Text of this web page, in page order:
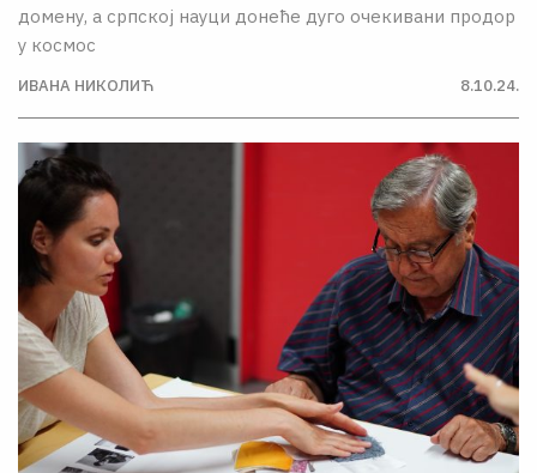
домену, а српској науци донеће дуго очекивани продор
у космос
ИВАНА НИКОЛИЋ 8.10.24.